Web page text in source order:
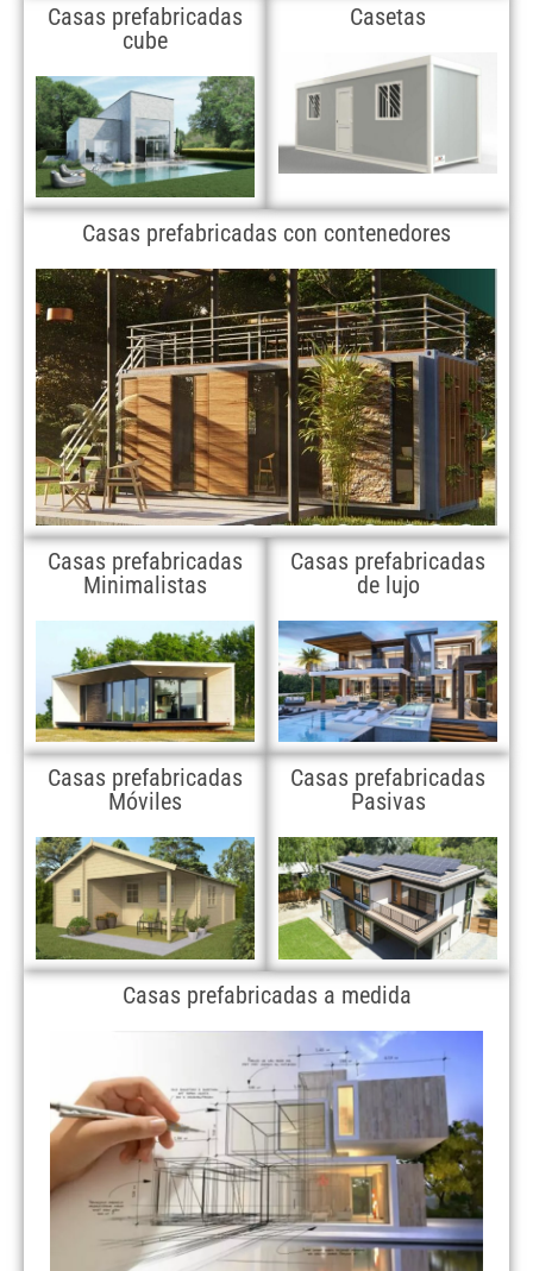
Casas prefabricadas
cube
Casetas
Casas prefabricadas con contenedores
Casas prefabricadas
Minimalistas
Casas prefabricadas
de lujo
Casas prefabricadas
Móviles
Casas prefabricadas
Pasivas
Casas prefabricadas a medida